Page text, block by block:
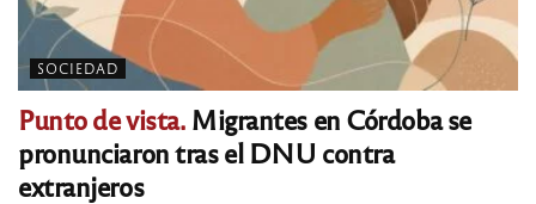
SOCIEDAD
Punto de vista.Migrantes en Córdoba se
pronunciaron tras el DNU contra
extranjeros